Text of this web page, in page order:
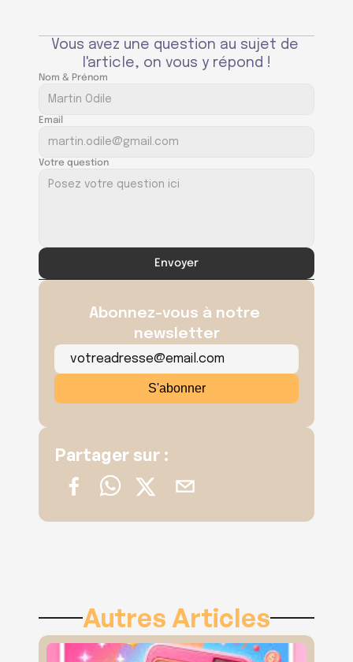
Vous avez une question au sujet de
l'article, on vous y répond !
Nom & Prénom
Email
Votre question
Envoyer
Abonnez-vous à notre
newsletter
Partager sur :
Autres Articles